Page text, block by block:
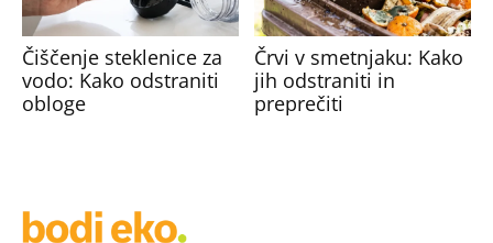
Čiščenje steklenice za
vodo: Kako odstraniti
obloge
Črvi v smetnjaku: Kako
jih odstraniti in
preprečiti